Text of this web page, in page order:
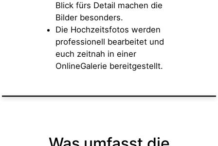
Blick fürs Detail machen die
Bilder besonders.
Die Hochzeitsfotos werden
professionell bearbeitet und
euch zeitnah in einer
OnlineGalerie bereitgestellt.